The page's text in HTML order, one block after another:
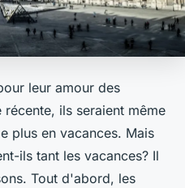
leur amour des
ils seraient même
plus en vacances. Mais
ils tant les vacances? Il
Tout d'abord, les